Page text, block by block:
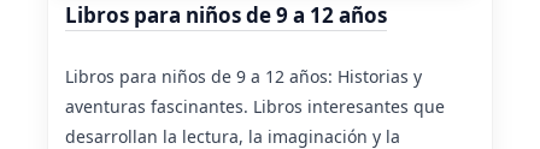
Libros para niños de 9 a 12 años
Libros para niños de 9 a 12 años: Historias y
aventuras fascinantes. Libros interesantes que
desarrollan la lectura, la imaginación y la